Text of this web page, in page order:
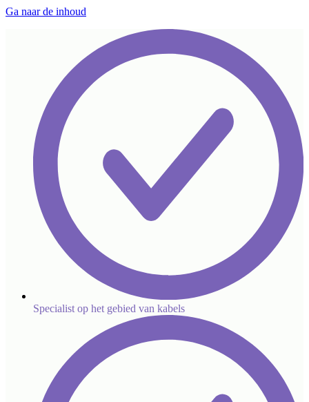
Ga naar de inhoud
Specialist op het gebied van kabels